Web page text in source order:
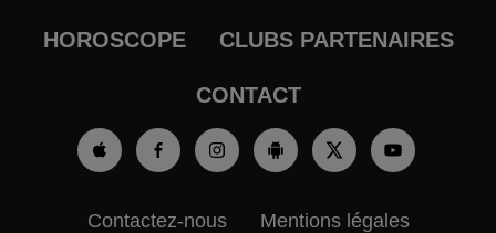
HOROSCOPE CLUBS PARTENAIRES
CONTACT
Contactez-nous Mentions légales